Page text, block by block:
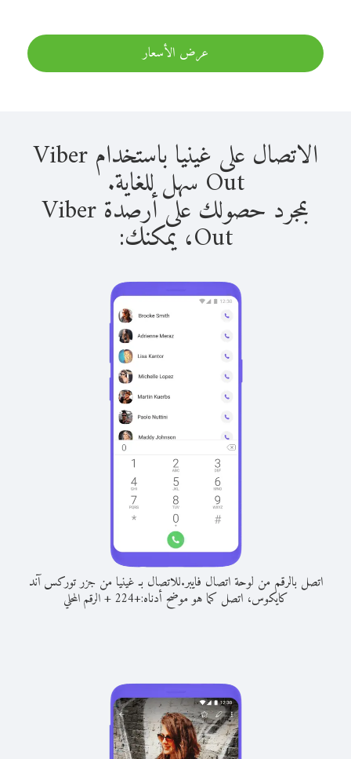
عرض الأسعار
الاتصال على غينيا باستخدام Viber
Out سهل للغاية.
بمجرد حصولك على أرصدة Viber
Out، يمكنك:
اتصل بالرقم من لوحة اتصال فايبر.للاتصال بـ غينيا من جزر توركس آند
كايكوس، اتصل كما هو موضح أدناه:+
224
+الرقم المحلي